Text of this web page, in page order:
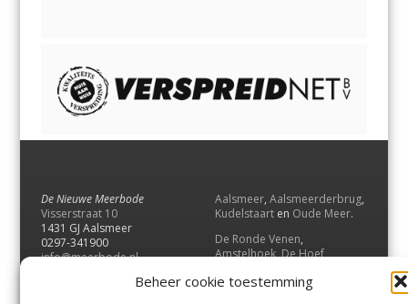
Beheer cookie toestemming
De Nieuwe Meerbode
Visserstraat 10
1431 GJ Aalsmeer
0297-341900
info@meerbode.nl
Aalsmeer, Aalsmeerderbrug,
Kudelstaart en Oude Meer.
De Ronde Venen,
Amstelhoek,De Hoef,
Vrouwenakker,Waverveen